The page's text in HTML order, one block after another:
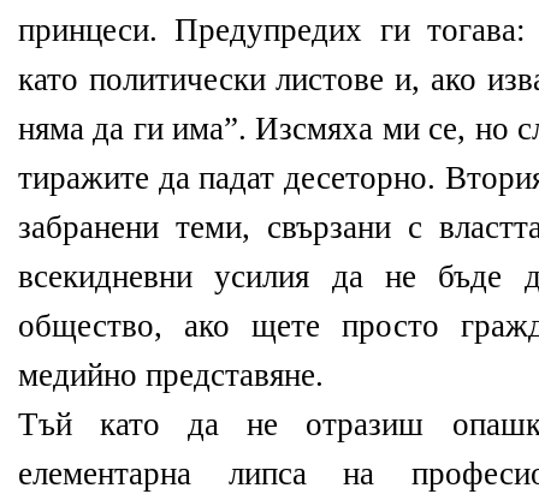
принцеси. Предупредих ги
като политически листове и, ако
няма да ги има”. Изсмяха ми се, но
тиражите да падат десеторно.
забранени теми, свързани с
всекидневни усилия да не бъде
общество, ако щете просто
медийно представяне.
Тъй като да не отразиш
елементарна липса на